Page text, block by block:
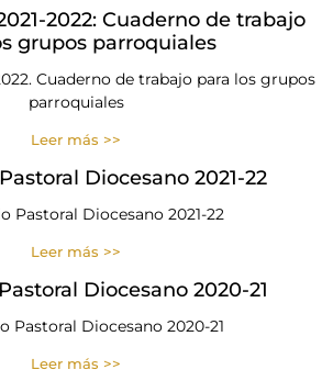
2022: Cuaderno de trabajo
grupos parroquiales
Cuaderno de trabajo para los grupos
parroquiales
Leer más >>
Diocesano 2021-22
Pastoral Diocesano 2021-22
Leer más >>
Diocesano 2020-21
Pastoral Diocesano 2020-21
Leer más >>